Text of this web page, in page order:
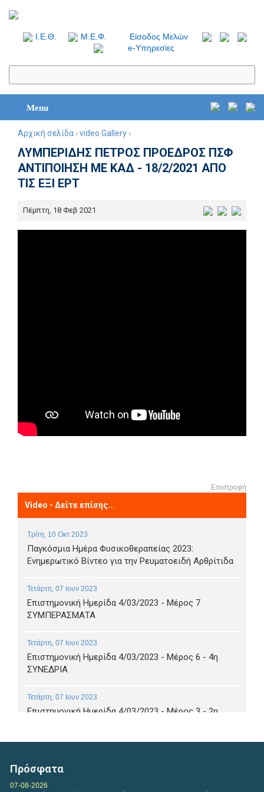
I.Ε.Θ. Μ.Ε.Φ.
Είσοδος Μελών
e-Υπηρεσίες
Menu
Αρχική σελίδα ›video Gallery ›
ΛΥΜΠΕΡΙΔΗΣ ΠΕΤΡΟΣ ΠΡΟΕΔΡΟΣ ΠΣΦ
ΑΝΤΙΠΟΙΗΣΗ ΜΕ ΚΑΔ - 18/2/2021 ΑΠΟ
ΤΙΣ ΕΞΙ ΕΡΤ
Πέμπτη, 18 Φεβ 2021
Επιστροφή
Video - Δείτε επίσης...
Τρίτη, 10 Οκτ 2023
Παγκόσμια Ημέρα Φυσικοθεραπείας 2023:
Ενημερωτικό Βίντεο για την Ρευματοειδή Αρθρίτιδα
Τετάρτη, 07 Ιουν 2023
Επιστημονική Ημερίδα 4/03/2023 - Μέρος 7
ΣΥΜΠΕΡΑΣΜΑΤΑ
Τετάρτη, 07 Ιουν 2023
Επιστημονική Ημερίδα 4/03/2023 - Μέρος 6 - 4η
ΣΥΝΕΔΡΙΑ
Τετάρτη, 07 Ιουν 2023
Επιστημονική Ημερίδα 4/03/2023 - Μέρος 3 - 2η
Επιστημονική Ημερίδα 4/03/2023 - Μέρος 4 - 2η
ΣΥΝΕΔΡΙΑ ΚΟΥΤΣΟΥΜΠΑ
Πρόσφατα
07-08-2026